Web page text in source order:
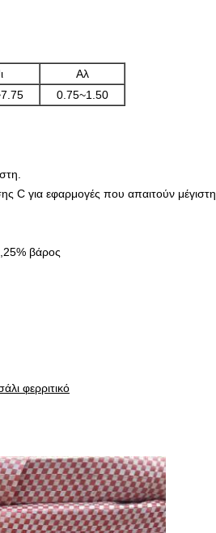
Αλ
0.75~1.50
C για εφαρμογές που απαιτούν μέγιστη
βάρος
φερριτικό